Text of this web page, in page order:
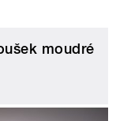
moudré